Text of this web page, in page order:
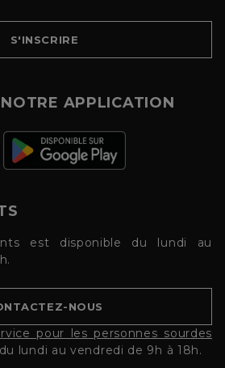
S'INSCRIRE
APPLICATION
est disponible du lundi au
NOUS
pour les personnes sourdes
du lundi au vendredi de 9h à 18h.